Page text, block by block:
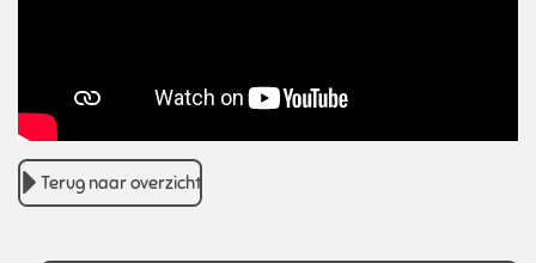
Terug naar overzicht